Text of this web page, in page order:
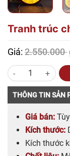
Tranh trúc
Giá: 2.550.000
THÔNG TIN SẢN
Giá bán:
Kích thước:
Kích thước
Tranh trúc chỉ tròn